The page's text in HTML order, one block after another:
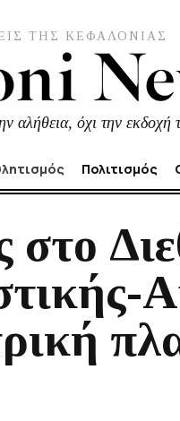
ΤΗΣ ΚΕΦΑΛΟΝΙΑΣ
αλήθεια, όχι την εκδοχή
Πολιτισμός
στο